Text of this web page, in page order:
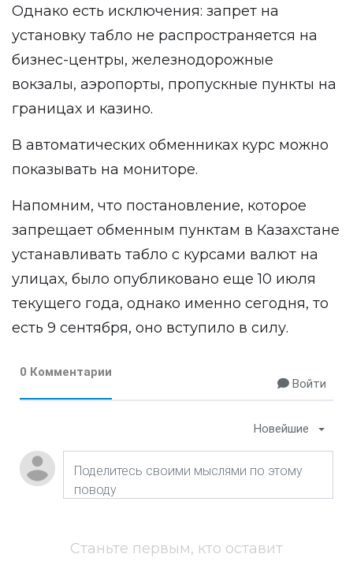
Однако есть исключения: запрет на
установку табло не распространяется на
бизнес-центры, железнодорожные
вокзалы, аэропорты, пропускные пункты на
границах и казино.
В автоматических обменниках курс можно
показывать на мониторе.
Напомним, что постановление, которое
запрещает обменным пунктам в Казахстане
устанавливать табло с курсами валют на
улицах, было опубликовано еще 10 июля
текущего года, однако именно сегодня, то
есть 9 сентября, оно вступило в силу.
0 Комментарии
Войти
Новейшие
Станьте первым, кто оставит